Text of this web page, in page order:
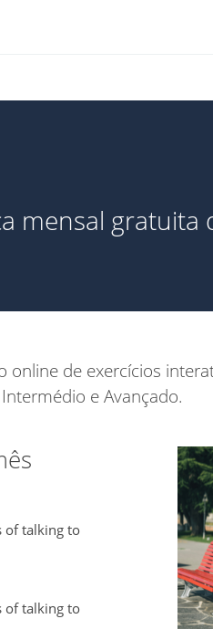
mensal gratuita
online de exercícios
e Avançado.
of talking to
of talking to